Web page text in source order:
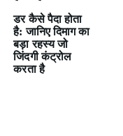
डर कैसे पैदा होता
है: जानिए दिमाग का
बड़ा रहस्य जो
जिंदगी कंट्रोल
करता है